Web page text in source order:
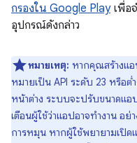
กรองใน Google Playเพื่อ
อุปกรณ์ดังกล่าว
หมายเหตุ: หากคุณสร้างแอ
หมายเป็น API ระดับ 23 หรือต่
หน้าต่าง ระบบจะปรับขนาดแ
เตือนผู้ใช้ว่าแอปอาจทำงาน อย่
การหมุน หากผู้ใช้พยายามเปิ